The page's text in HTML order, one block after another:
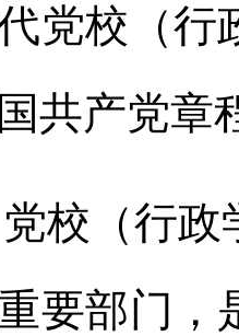
党校（行
共产党章
校（行
要部门，